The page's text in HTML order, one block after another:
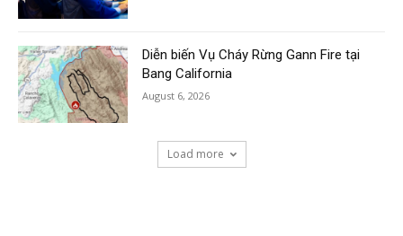
Diễn biến Vụ Cháy Rừng Gann Fire tại
Bang California
August 6, 2026
Load more